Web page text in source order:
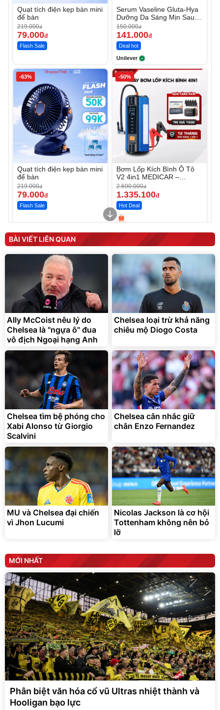
Quạt tích điện kẹp bàn mini
để bàn
219.000đ
79.000đ
Flash Sale
Serum Vaseline Gluta-Hya
Dưỡng Da Sáng Mịn Sau 7
Ngày
150.000đ
141.000đ
Deal hot
Unilever
-63%
Quạt tích điện kẹp bàn mini
để bàn
219.000đ
79.000đ
Flash Sale
-50%
Bơm Lốp Kích Bình Ô Tô
V2 4in1 MEDICAR –
12.000mAh
2.690.000đ
1.335.100đ
Hot Deal
Máy ép chậm trái cây
Elmich JEE 1855OL
3.000.000đ
2.143.650 đ
Flash Sale
Máy rửa xe cầm tay xịt rửa
cao áp có tạo bọt tuyết
399.000đ
Đã bán nhiều
Bạt phủ xe ô tô cao cấp,
tráng nhôm 03 lớp
đ
325.000đ
Đã bán nhiều
Xe đạp điện trợ lực G-
Force C14 gấp gọn bỏ cốp
tiện lợi
9.900.000đ
7.092.000đ
Đang xem nhiều
BÀI VIẾT LIÊN QUAN
Ally McCoist nêu lý do
Chelsea là "ngựa ô" đua
vô địch Ngoại hạng Anh
Chelsea loại trừ khả năng
chiêu mộ Diogo Costa
Chelsea tìm bệ phóng cho
Xabi Alonso từ Giorgio
Scalvini
Chelsea cân nhắc giữ
chân Enzo Fernandez
MU và Chelsea đại chiến
vì Jhon Lucumi
Nicolas Jackson là cơ hội
Tottenham không nên bỏ
lỡ
MỚI NHẤT
Phân biệt văn hóa cổ vũ Ultras nhiệt thành và
Hooligan bạo lực